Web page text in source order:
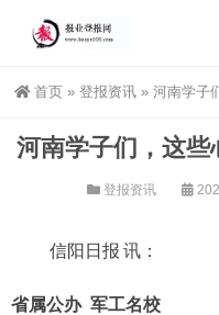
首页 » 登报资讯 » 河南学子
河南学子们，这些
登报资讯
信阳日报 讯：
省属公办 军工名校